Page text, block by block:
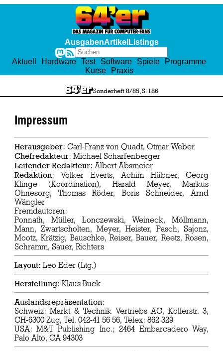
AusgabenArtikel Listings
Aktuell Hardware Test Software Spiele
Programme
Kurse
Praxis
Sonderheft 8/85, S. 186
Impressum
Herausgeber: Carl-Franz von Quadt, Otmar Weber
Chefredakteur: Michael Scharfenberger
Leitender Redakteur: Albert Absmeier
Redaktion: Volker Everts, Achim Hübner, Georg
Klinge (Koordination), Harald Meyer, Markus
Ohnesorg, Thomas Röder, Boris Schneider, Arnd
Wängler
Fremdautoren:
Ponnath, Müller, Lonczewski, Weineck, Möllmann,
Mann, Zwartscholten, Meyer, Heister, Pasch, Sajonz,
Mootz, Krätzig, Bauschke, Reiser, Bauer, Reetz, Rosen,
Schramm, Sauer, Richters
Layout: Leo Eder (Ltg.)
Herstellung: Klaus Buck
Auslandsrepräsentation:
Schweiz: Markt & Technik Vertriebs AG, Kollerstr. 3,
CH-6300 Zug, Tel. 042-41 56 56, Telex: 862 329
USA: M&T Publishing Inc.; 2464 Embarcadero Way,
Palo Alto, CA 94303